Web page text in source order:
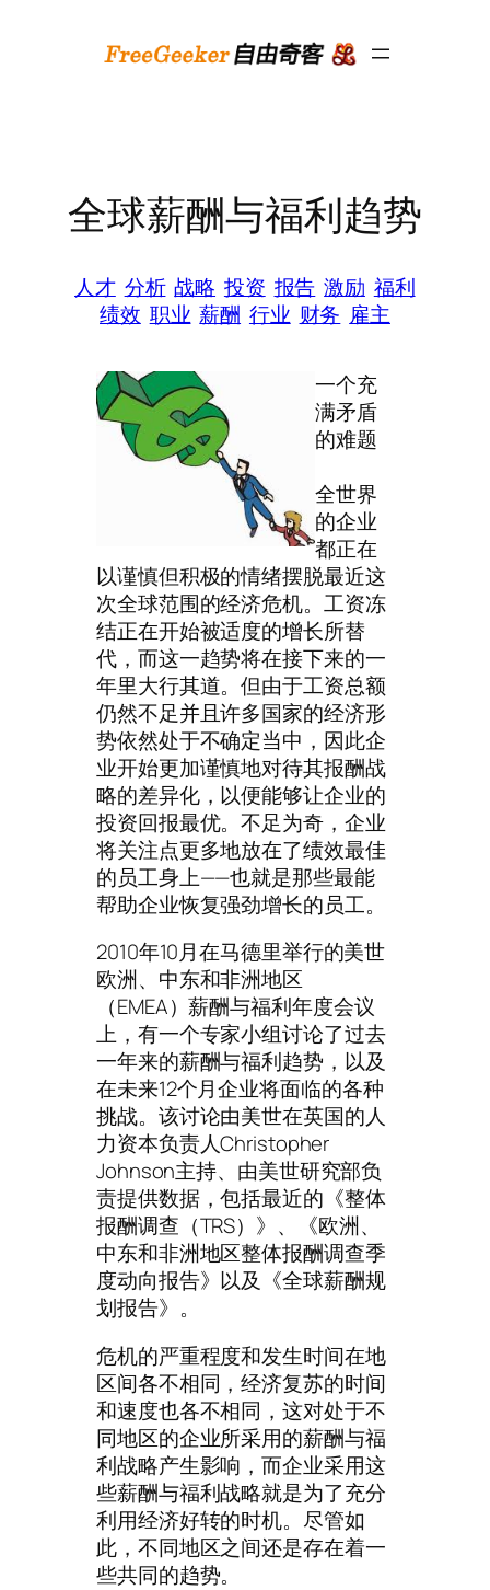
全球薪酬与福利趋势
人才 分析 战略 投资 报告 激励 福利
绩效 职业 薪酬 行业 财务 雇主
一个充
满矛盾
的难题
全世界
的企业
都正在
以谨慎但积极的情绪摆脱最近这
次全球范围的经济危机。工资冻
结正在开始被适度的增长所替
代，而这一趋势将在接下来的一
年里大行其道。但由于工资总额
仍然不足并且许多国家的经济形
势依然处于不确定当中，因此企
业开始更加谨慎地对待其报酬战
略的差异化，以便能够让企业的
投资回报最优。不足为奇，企业
将关注点更多地放在了绩效最佳
的员工身上——也就是那些最能
帮助企业恢复强劲增长的员工。
2010年10月在马德里举行的美世
欧洲、中东和非洲地区
（EMEA）薪酬与福利年度会议
上，有一个专家小组讨论了过去
一年来的薪酬与福利趋势，以及
在未来12个月企业将面临的各种
挑战。该讨论由美世在英国的人
力资本负责人Christopher
Johnson主持、由美世研究部负
责提供数据，包括最近的《整体
报酬调查（TRS）》、《欧洲、
中东和非洲地区整体报酬调查季
度动向报告》以及《全球薪酬规
划报告》。
危机的严重程度和发生时间在地
区间各不相同，经济复苏的时间
和速度也各不相同，这对处于不
同地区的企业所采用的薪酬与福
利战略产生影响，而企业采用这
些薪酬与福利战略就是为了充分
利用经济好转的时机。尽管如
此，不同地区之间还是存在着一
些共同的趋势。